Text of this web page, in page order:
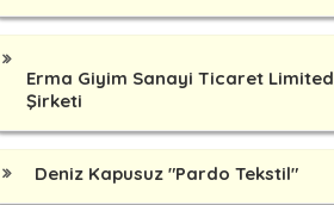
Erma Giyim Sanayi Ticaret Limited
Şirketi
Deniz Kapusuz "Pardo Tekstil"